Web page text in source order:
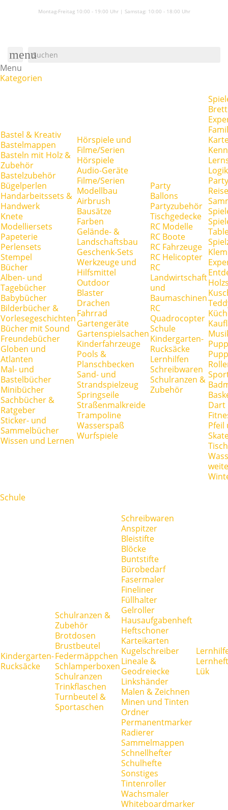
Montag-Freitag 10:00 - 19:00 Uhr | Samstag: 10:00 - 18:00 Uhr
menu
Menu
Kategorien
Bastel & Kreativ
Bastelmappen
Basteln mit Holz &
Zubehör
Bastelzubehör
Bügelperlen
Handarbeitssets &
Handwerk
Knete
Modelliersets
Papeterie
Perlensets
Stempel
Bücher
Alben- und
Tagebücher
Babybücher
Bilderbücher &
Vorlesegeschichten
Bücher mit Sound
Freundebücher
Globen und
Atlanten
Mal- und
Bastelbücher
Minibücher
Sachbücher &
Ratgeber
Sticker- und
Sammelbücher
Wissen und Lernen
Hörspiele und
Filme/Serien
Hörspiele
Audio-Geräte
Filme/Serien
Modellbau
Airbrush
Bausätze
Farben
Gelände- &
Landschaftsbau
Geschenk-Sets
Werkzeuge und
Hilfsmittel
Outdoor
Blaster
Drachen
Fahrrad
Gartengeräte
Gartenspielsachen
Kinderfahrzeuge
Pools &
Planschbecken
Sand- und
Strandspielzeug
Springseile
Straßenmalkreide
Trampoline
Wasserspaß
Wurfspiele
Party
Ballons
Partyzubehör
Tischgedecke
RC Modelle
RC Boote
RC Fahrzeuge
RC Helicopter
RC
Landwirtschaft
und
Baumaschinen
RC
Quadrocopter
Schule
Kindergarten-
Rucksäcke
Lernhilfen
Schreibwaren
Schulranzen &
Zubehör
Dart
Pfeil
Schule
Kindergarten-
Rucksäcke
Schulranzen &
Zubehör
Brotdosen
Brustbeutel
Federmäppchen
Schlamperboxen
Schulranzen
Trinkflaschen
Turnbeutel &
Sportaschen
Schreibwaren
Anspitzer
Bleistifte
Blöcke
Buntstifte
Bürobedarf
Fasermaler
Fineliner
Füllhalter
Gelroller
Hausaufgabenheft
Heftschoner
Karteikarten
Kugelschreiber
Lineale &
Geodreiecke
Linkshänder
Malen & Zeichnen
Minen und Tinten
Ordner
Permanentmarker
Radierer
Sammelmappen
Schnellhefter
Schulhefte
Sonstiges
Tintenroller
Wachsmaler
Whiteboardmarker
Lük